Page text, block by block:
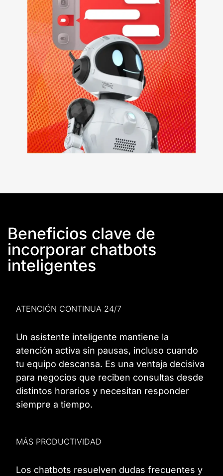
Beneficios clave de
incorporar chatbots
inteligentes
ATENCIÓN CONTINUA 24/7
Un asistente inteligente mantiene la
atención activa sin pausas, incluso cuando
tu equipo descansa. Es una ventaja decisiva
para negocios que reciben consultas desde
distintos horarios y necesitan responder
siempre a tiempo.
MÁS PRODUCTIVIDAD
Los chatbots resuelven dudas frecuentes y